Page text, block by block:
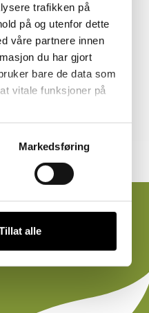
trafikken på
på og utenfor dette
våre partnere innen
du har gjort
bare de data som
vitale funksjoner på
Markedsføring
alle